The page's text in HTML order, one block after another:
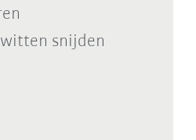
snijden